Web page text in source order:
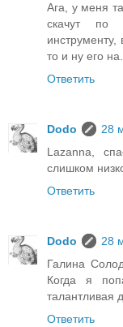
Ага, у меня
скачут по
инструменту,
то и ну его
Ответить
Dodo
28
Lazanna,
слишком
Ответить
Dodo
28
Галина
Когда я
талантливая
Ответить